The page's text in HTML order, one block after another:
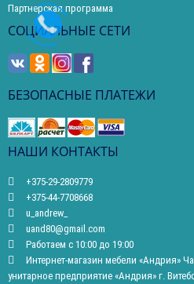
Партнерская программа
СОЦИАЛЬНЫЕ СЕТИ
БЕЗОПАСНЫЕ ПЛАТЕЖИ
НАШИ КОНТАКТЫ
+375-29-2809779
+375-44-7708668
u_andrew_
uand80@gmail.com
Работаем с 10:00 до 19:00
Интернет-магазин мебели «Андрия»
унитарное предприятие «Андрия» г.